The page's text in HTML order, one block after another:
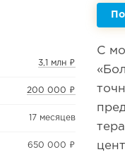
3,1 млн ₽
200 000 ₽
17 месяцев
650 000 ₽
С